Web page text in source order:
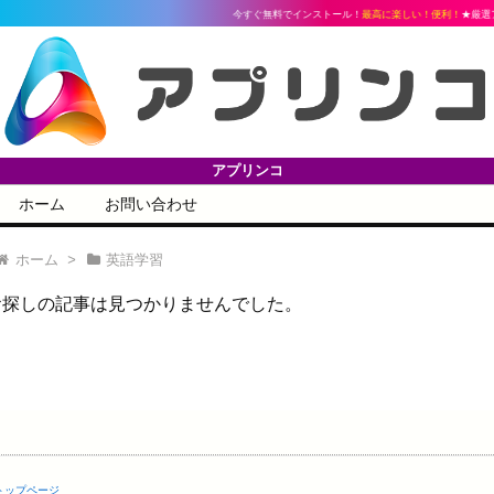
今すぐ無料でインストール！最高に楽しい！便利！★厳選ア
アプリンコ
ホーム お問い合わせ
ホーム > 英語学習
しの記事は見つかりませんでした。
ップページ